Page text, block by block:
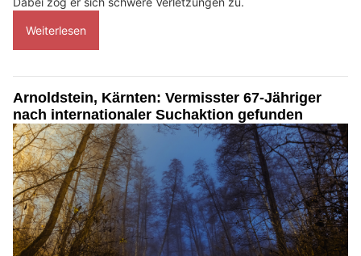
Weiterlesen
Arnoldstein, Kärnten: Vermisster 67-Jähriger
nach internationaler Suchaktion gefunden